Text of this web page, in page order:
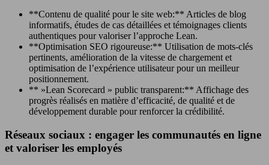
**Contenu de qualité pour le site web:** Articles de blog
informatifs, études de cas détaillées et témoignages clients
authentiques pour valoriser l’approche Lean.
**Optimisation SEO rigoureuse:** Utilisation de mots-clés
pertinents, amélioration de la vitesse de chargement et
optimisation de l’expérience utilisateur pour un meilleur
positionnement.
** »Lean Scorecard » public transparent:** Affichage des
progrès réalisés en matière d’efficacité, de qualité et de
développement durable pour renforcer la crédibilité.
Réseaux sociaux : engager les communautés en ligne
et valoriser les employés